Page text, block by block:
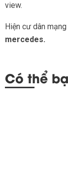
view.
Hiện cư dân
mercedes.
Có thể